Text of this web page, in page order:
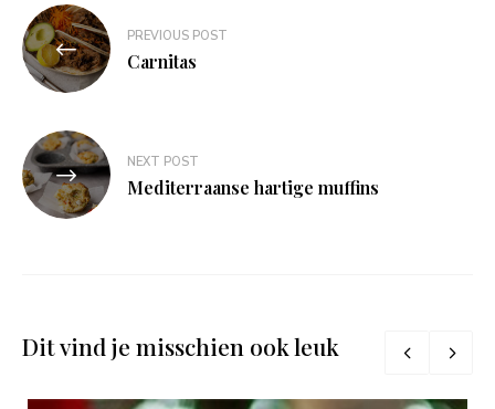
Bericht
navigatie
PREVIOUS POST
Carnitas
NEXT POST
Mediterraanse hartige muffins
Dit vind je misschien ook leuk